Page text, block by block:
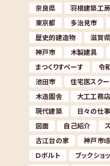
奈良県
羽根建築工房
東京都
多治見市
歴史的建造物
滋賀県
神戸市
木製建具
まつくりすぺーす
令
池田市
住宅医スク
木造園舎
大工工務店
現代建築
日々の仕事
図面
自己紹介
古江台の家
神戸市I
Dボルト
ブックショ